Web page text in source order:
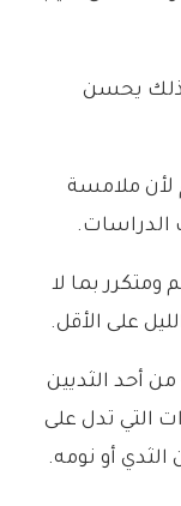
ذلك يحسن
لأن ملامسة
الدراسات.
بما لا
على الأقل.
أحد الثديين
التي تدل على
أو نومه.